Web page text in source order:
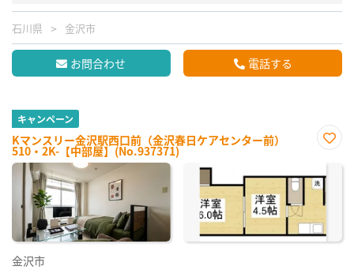
石川県 金沢市
お問合わせ 電話する
キャンペーン
Kマンスリー金沢駅西口前（金沢春日ケアセンター前）
510・2K-【中部屋】(No.937371)
に入
り登
録
金沢市